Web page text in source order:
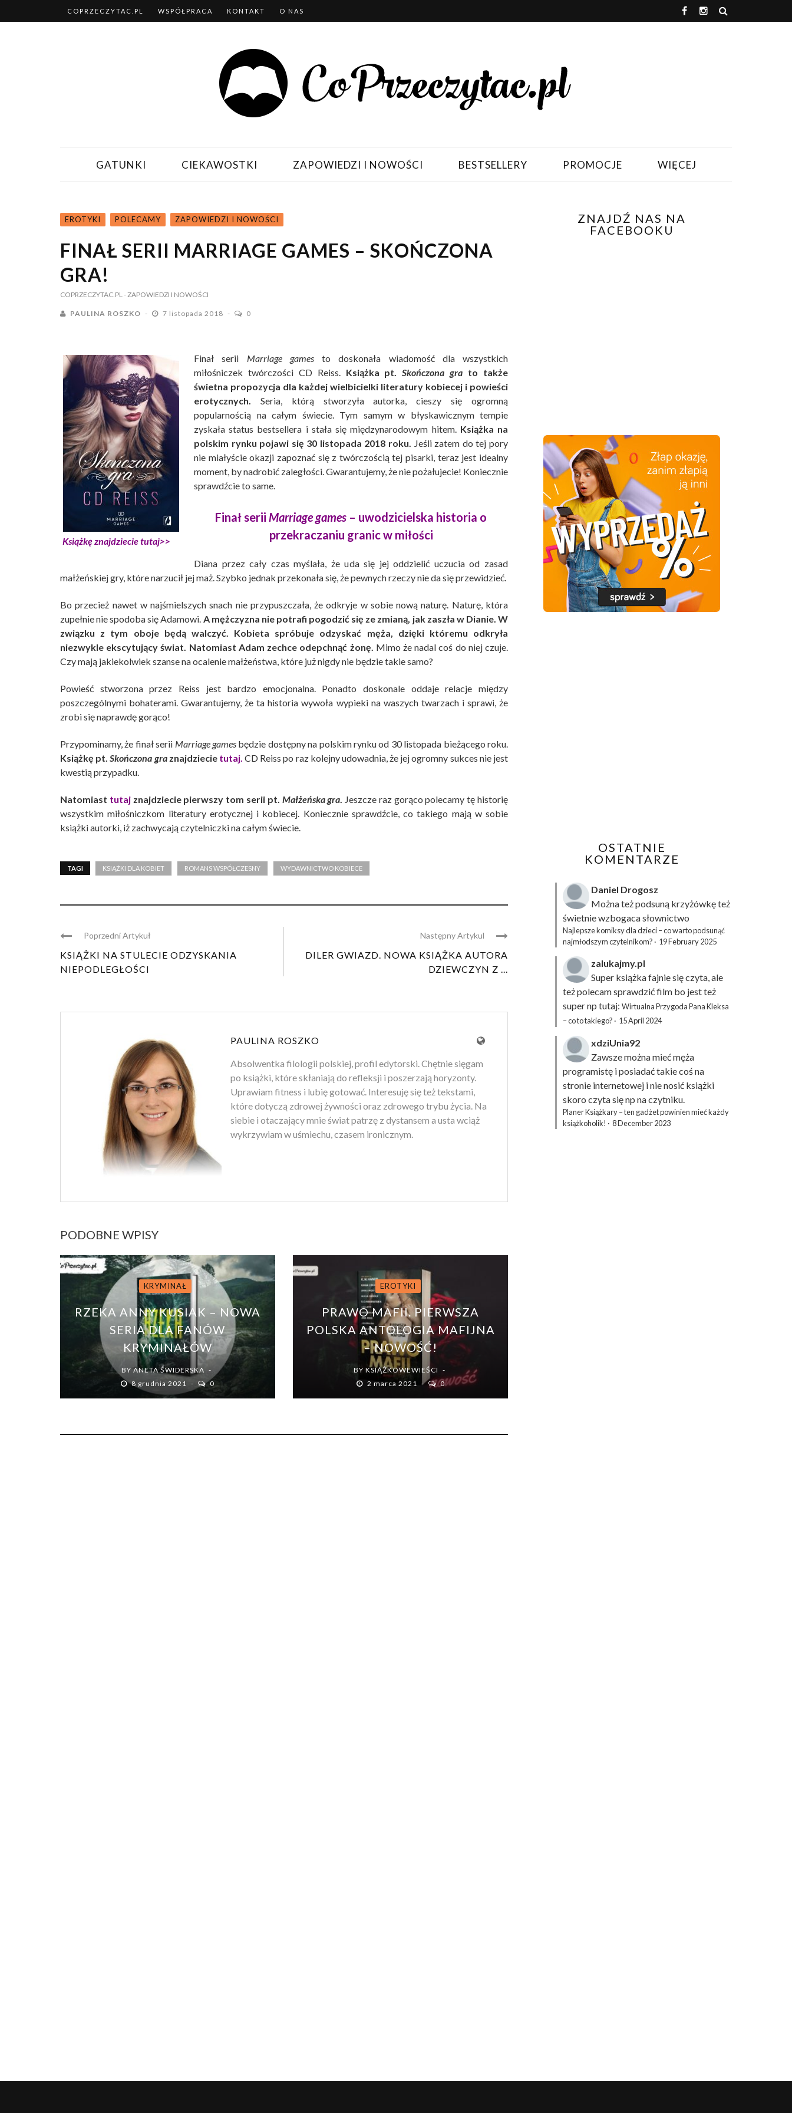
COPRZECZYTAC.PL WSPÓŁPRACA KONTAKT O NAS
GATUNKI CIEKAWOSTKI ZAPOWIEDZI I NOWOŚCI BESTSELLERY PROMOCJE WIĘCEJ
EROTYKI POLECAMY ZAPOWIEDZI I NOWOŚCI
FINAŁ SERII MARRIAGE GAMES – SKOŃCZONA
GRA!
COPRZECZYTAC.PL- ZAPOWIEDZI I NOWOŚCI
PAULINA ROSZKO 7 listopada 2018 0
Książkę znajdziecie tutaj>>
Finał serii Marriage gamesto doskonała wiadomość dla wszystkich
miłośniczek twórczości CD Reiss. Książka pt.Skończona gra to także
świetna propozycja dla każdej wielbicielki literatury kobiecej i powieści
erotycznych. Seria, którą stworzyła autorka, cieszy się ogromną
popularnością na całym świecie. Tym samym w błyskawicznym tempie
zyskała status bestsellera i stała się międzynarodowym hitem. Książka na
polskim rynku pojawi się 30 listopada 2018 roku. Jeśli zatem do tej pory
nie miałyście okazji zapoznać się z twórczością tej pisarki, teraz jest idealny
moment, by nadrobić zaległości. Gwarantujemy, że nie pożałujecie! Koniecznie
sprawdźcie to same.
Finał serii Marriage games – uwodzicielska historia o
przekraczaniu granic w miłości
Diana przez cały czas myślała, że uda się jej oddzielić uczucia od zasad
małżeńskiej gry, które narzucił jej maż. Szybko jednak przekonała się, że pewnych rzeczy nie da się przewidzieć.
Bo przecież nawet w najśmielszych snach nie przypuszczała, że odkryje w sobie nową naturę. Naturę, która
zupełnie nie spodoba się Adamowi. A mężczyzna nie potrafi pogodzić się ze zmianą, jak zaszła w Dianie. W
związku z tym oboje będą walczyć. Kobieta spróbuje odzyskać męża, dzięki któremu odkryła
niezwykle ekscytujący świat. Natomiast Adam zechce odepchnąć żonę. Mimo że nadal coś do niej czuje.
Czy mają jakiekolwiek szanse na ocalenie małżeństwa, które już nigdy nie będzie takie samo?
Powieść stworzona przez Reiss jest bardzo emocjonalna. Ponadto doskonale oddaje relacje między
poszczególnymi bohaterami. Gwarantujemy, że ta historia wywoła wypieki na waszych twarzach i sprawi, że
zrobi się naprawdę gorąco!
Przypominamy, że finał serii Marriage games będzie dostępny na polskim rynku od 30 listopada bieżącego roku.
Książkę pt.Skończona graznajdziecie tutaj. CD Reiss po raz kolejny udowadnia, że jej ogromny sukces nie jest
kwestią przypadku.
Natomiast tutajznajdziecie pierwszy tom serii pt. Małżeńska gra. Jeszcze raz gorąco polecamy tę historię
wszystkim miłośniczkom literatury erotycznej i kobiecej. Koniecznie sprawdźcie, co takiego mają w sobie
książki autorki, iż zachwycają czytelniczki na całym świecie.
TAGI KSIĄŻKI DLA KOBIET ROMANS WSPÓŁCZESNY WYDAWNICTWO KOBIECE
Poprzedni Artykuł
KSIĄŻKI NA STULECIE ODZYSKANIA
NIEPODLEGŁOŚCI
Następny Artykul
DILER GWIAZD. NOWA KSIĄŻKA AUTORA
DZIEWCZYN Z ...
PAULINA ROSZKO
Absolwentka filologii polskiej, profil edytorski. Chętnie sięgam
po książki, które skłaniają do refleksji i poszerzają horyzonty.
Uprawiam fitness i lubię gotować. Interesuję się też tekstami,
które dotyczą zdrowej żywności oraz zdrowego trybu życia. Na
siebie i otaczający mnie świat patrzę z dystansem a usta wciąż
wykrzywiam w uśmiechu, czasem ironicznym.
PODOBNE WPISY
KRYMINAŁ
RZEKA ANNY KUSIAK – NOWA
SERIA DLA FANÓW
KRYMINAŁÓW
BY ANETA ŚWIDERSKA
8 grudnia 2021
0
EROTYKI
PRAWO MAFII. PIERWSZA
POLSKA ANTOLOGIA MAFIJNA
– NOWOŚĆ!
BY KSIĄŻKOWEWIEŚCI
2 marca 2021
0
ZNAJDŹ NAS NA
FACEBOOKU
OSTATNIE
KOMENTARZE
Daniel Drogosz
Można też podsuną krzyżówkęteż
świetnie wzbogaca słownictwo
Najlepsze komiksy dla dzieci – co warto podsunąć
najmłodszym czytelnikom? · 19 February 2025
zalukajmy.pl
Super książka fajnie się czyta, ale
też polecam sprawdzić film bo jest też
super np tutaj: Wirtualna Przygoda Pana Kleksa
– co to takiego? · 15 April 2024
xdziUnia92
Zawsze można mieć męża
programistę i posiadać takie coś na
stronie internetowej i nie nosić książki
skoro czyta się np na czytniku.
Planer Książkary – ten gadżet powinien mieć każdy
książkoholik! · 8 December 2023